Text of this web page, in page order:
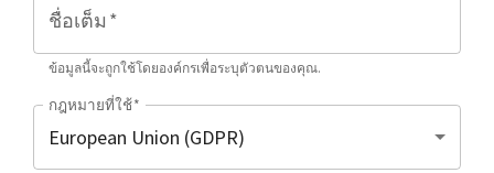
ชื่อเต็ม *
ข้อมูลนี้จะถูกใช้โดยองค์กรเพื่อระบุตัวตนของคุณ.
กฎหมายที่ใช้*